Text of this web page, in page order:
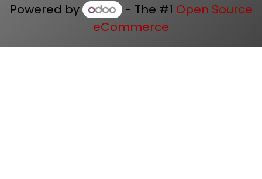
Powered by - The #1 Open Source
eCommerce